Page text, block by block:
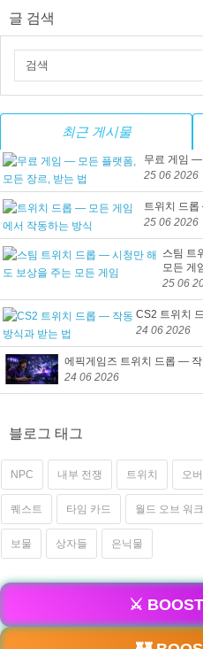
글 검색
최근 게시물
무료 게임 —
25 06 2026
트위치 드
25 06 2026
스팀 트
모든 게
25 06
CS2 트위치
24 06 2026
에픽게임즈 트위치 드롭 — 작
24 06 2026
블로그 태그
NPC 내부 전쟁 트위치 오
퀘스트 타임 카드 월드 오브 워
보물 상자들 은닉물
⚔️